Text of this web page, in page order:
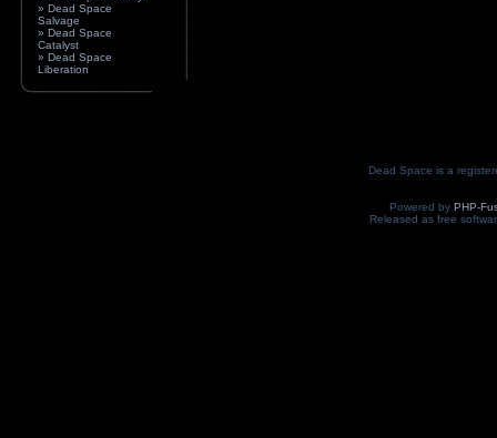
» Dead Space
Salvage
» Dead Space
Catalyst
» Dead Space
Liberation
Dead Space is a
Powered by PHP-
Released as free